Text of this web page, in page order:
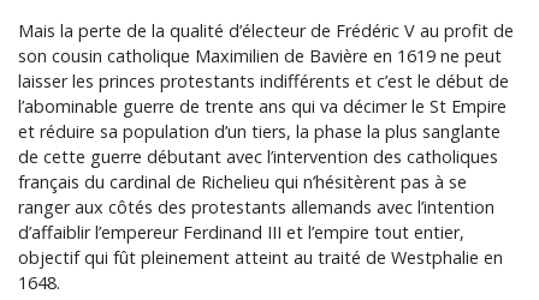
Mais la perte de la qualité d’électeur de Frédéric V au profit de
son cousin catholique Maximilien de Bavière en 1619 ne peut
laisser les princes protestants indifférents et c’est le début de
l’abominable guerre de trente ans qui va décimer le St Empire
et réduire sa population d’un tiers, la phase la plus sanglante
de cette guerre débutant avec l’intervention des catholiques
français du cardinal de Richelieu qui n’hésitèrent pas à se
ranger aux côtés des protestants allemands avec l’intention
d’affaiblir l’empereur Ferdinand III et l’empire tout entier,
objectif qui fût pleinement atteint au traité de Westphalie en
1648.